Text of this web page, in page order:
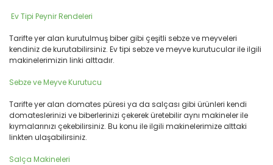
Ev Tipi Peynir Rendeleri
Tarifte yer alan kurutulmuş biber gibi çeşitli sebze ve meyveleri
kendiniz de kurutabilirsiniz. Ev tipi sebze ve meyve kurutucular ile ilgili
makinelerimizin linki alttadır.
Sebze ve Meyve Kurutucu
Tarifte yer alan domates püresi ya da salçası gibi ürünleri kendi
domateslerinizi ve biberlerinizi çekerek üretebilir aynı makineler ile
kıymalarınızı çekebilirsiniz. Bu konu ile ilgili makinelerimize alttaki
linkten ulaşabilirsiniz.
Salça Makineleri